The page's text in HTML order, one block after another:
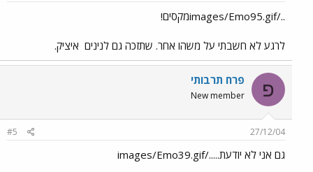
../images/Emo95.gifמקסים!
לרגע לא חשבתי על משהו אחר. שתזכה גם לנינים איציק.
פ פרח תרבותי
New member
27/12/04
#5
גם אני לא יודעת...../images/Emo39.gif